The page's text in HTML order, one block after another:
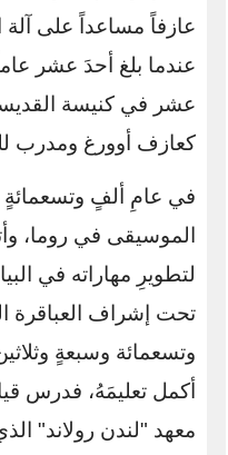
عازفاً مساعداً على آلة
عندما بلغ أحدَ عشر
عشر في كنيسة
كعازف أوورغ ومدرب
في عامِ ألفٍ وتسعمائةٍ
الموسيقى في روما،
لتطويرِ مهاراته في
تحت إشراف العباقرة
وتسعمائة وسبعةٍ
أكمل تعليمَهُ، فدرس
معهد "لندن رولاند"